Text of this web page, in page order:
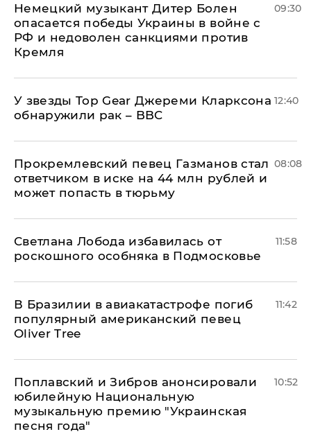
Немецкий музыкант Дитер Болен
опасается победы Украины в войне с
РФ и недоволен санкциями против
Кремля
09:30
У звезды Top Gear Джереми Кларксона
обнаружили рак – BBC
12:40
Прокремлевский певец Газманов стал
ответчиком в иске на 44 млн рублей и
может попасть в тюрьму
08:08
Светлана Лобода избавилась от
роскошного особняка в Подмосковье
11:58
В Бразилии в авиакатастрофе погиб
популярный американский певец
Oliver Tree
11:42
Поплавский и Зибров анонсировали
юбилейную Национальную
музыкальную премию "Украинская
песня года"
10:52